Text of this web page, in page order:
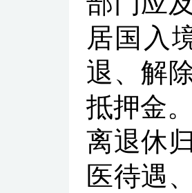
居国入
退、解
抵押金。
离退休
医待遇